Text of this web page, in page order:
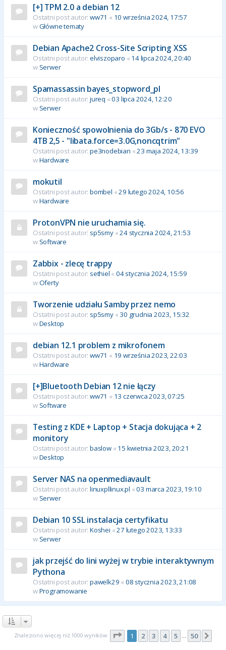
[+] TPM 2.0 a debian 12
Ostatni post autor: ww71 « 10 września 2024, 17:57
wGłówne tematy
Debian Apache2 Cross-Site Scripting XSS
Ostatni post autor: elviszoparo « 14 lipca 2024, 20:40
w Serwer
Spamassassin bayes_stopword_pl
Ostatni post autor: jureq «03 lipca 2024, 12:20
w Serwer
Konieczność spowolnienia do 3Gb/s - 870 EVO
4TB 2,5 - "libata.force=3.0G,noncqtrim"
Ostatni post autor: pe3nodebian «23 maja 2024, 13:39
wHardware
mokutil
Ostatni post autor: bombel «29 lutego 2024, 10:56
wHardware
ProtonVPN nie uruchamia się.
Ostatni post autor: sp5smy«24 stycznia 2024, 21:53
w Software
Zabbix - zlecę trappy
Ostatni post autor: sethiel «04 stycznia 2024, 15:59
wOferty
Tworzenie udziału Samby przez nemo
Ostatni post autor: sp5smy« 30 grudnia 2023, 15:32
wDesktop
debian 12.1 problem z mikrofonem
Ostatni post autor: ww71 « 19 września 2023, 22:03
wHardware
[+]Bluetooth Debian 12 nie łączy
Ostatni post autor: ww71 « 13 czerwca 2023, 07:25
w Software
Testing z KDE + Laptop + Stacja dokująca + 2
monitory
Ostatni post autor: baslow« 15 kwietnia 2023, 20:21
wDesktop
Server NAS na openmediavault
Ostatni post autor: linuxpllinux.pl «03 marca 2023, 19:10
w Serwer
Debian 10 SSL instalacja certyfikatu
Ostatni post autor: Koshei «27 lutego 2023, 13:33
w Serwer
jak przejść do lini wyżej w trybie interaktywnym
Pythona
Ostatni post autor: pawelk29 « 08 stycznia 2023, 21:08
wProgramowanie
Znaleziono więcej niż 1000 wyników Strona z50
1 2 3 4 5 … 50